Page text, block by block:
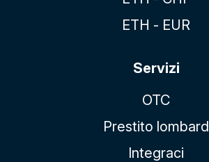
ETH - EUR
Servizi
OTC
Prestito lombard
Integraci